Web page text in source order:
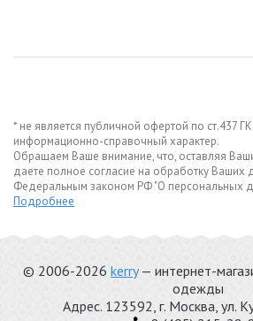
* не является публичной офертой по ст.437
информационно-справочный характер.
Обращаем Ваше внимание, что, оставляя
даете полное согласие на обработку Ваших
Федеральным законом РФ "О персональных
Подробнее
© 2006-2026 kerry— интернет-
одежды
Адрес. 123592, г. Москва, ул.